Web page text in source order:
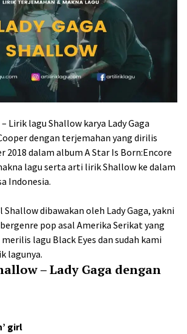
– Lirik lagu Shallow karya Lady Gaga
dengan terjemahan yang dirilis
2018 dalam album A Star Is Born:Encore
lagu serta arti lirik Shallow ke dalam
Indonesia.
Shallow dibawakan oleh Lady Gaga, yakni
pop asal Amerika Serikat yang
lagu Black Eyes dan sudah kami
lagunya.
– Lady Gaga dengan
girl